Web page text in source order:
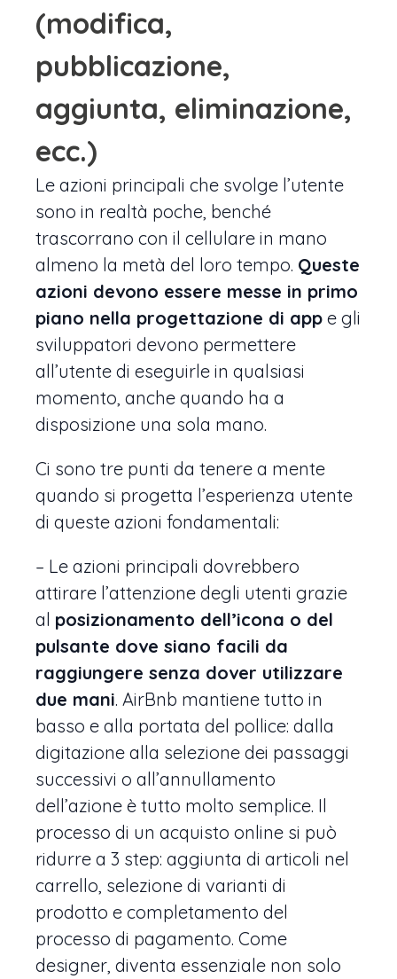
(modifica,
pubblicazione,
aggiunta, eliminazione,
ecc.)
Le azioni principali che svolge l’utente
sono in realtà poche, benché
trascorrano con il cellulare in mano
almeno la metà del loro tempo. Queste
azioni devono essere messe in primo
piano nella progettazione di app e gli
sviluppatori devono permettere
all’utente di eseguirle in qualsiasi
momento, anche quando ha a
disposizione una sola mano.
Ci sono tre punti da tenere a mente
quando si progetta l’esperienza utente
di queste azioni fondamentali:
– Le azioni principali dovrebbero
attirare l’attenzione degli utenti grazie
al posizionamento dell’icona o del
pulsante dove siano facili da
raggiungere senza dover utilizzare
due mani. AirBnb mantiene tutto in
basso e alla portata del pollice: dalla
digitazione alla selezione dei passaggi
successivi o all’annullamento
dell’azione è tutto molto semplice. Il
processo di un acquisto online si può
ridurre a 3 step: aggiunta di articoli nel
carrello, selezione di varianti di
prodotto e completamento del
processo di pagamento. Come
designer, diventa essenziale non solo